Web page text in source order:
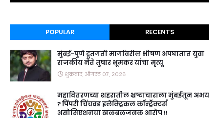
POPULAR RECENTS
मुंबई-पुणे द्रुतगती मार्गावरील भीषण अपघातात युवा
राजकीय नेते तुषार भूमकर यांचा मृत्यू
शुक्रवार, ऑगस्ट ०७, २०२६
महावितरणच्या शहरातील भ्रष्टाचाराला मुंबईतून अभय
? पिंपरी चिंचवड इलेक्ट्रिकल कॉन्ट्रॅक्टर्स
असोसिएशनचा खळबळजनक आरोप !!